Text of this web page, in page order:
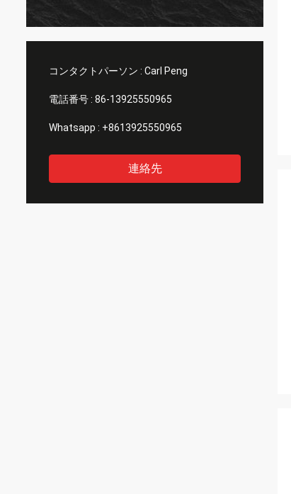
コンタクトパーソン : Carl Peng
電話番号 : 86-13925550965
Whatsapp : +8613925550965
連絡先